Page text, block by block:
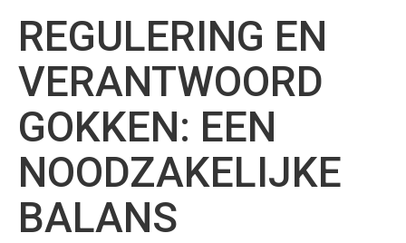
REGULERING EN
VERANTWOORD
GOKKEN: EEN
NOODZAKELIJKE
BALANS